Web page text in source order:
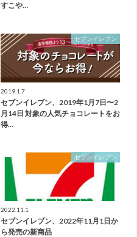
すこや…
セブンイレブン
2019.1.7
セブンイレブン、2019年1月7日〜2
月14日 対象の人気チョコレートをお
得…
セブンイレブン
2022.11.1
セブンイレブン、2022年11月1日か
ら発売の新商品